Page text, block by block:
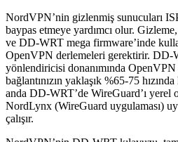
NordVPN’nin gizlenmiş sunucuları
baypas etmeye yardımcı olur.
ve DD-WRT mega firmware’inde
OpenVPN derlemeleri gerektirir. DD-
yönlendiricisi donanımında
bağlantınızın yaklaşık %65-75
anda DD-WRT’de WireGuard’ı yerel
NordLynx (WireGuard uygulaması)
çalışır.